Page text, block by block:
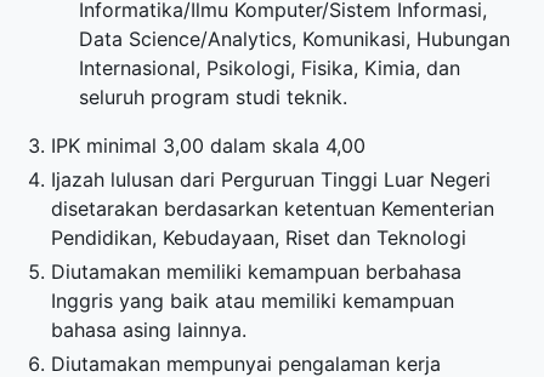
Informatika/Ilmu Komputer/Sistem Informasi,
Data Science/Analytics, Komunikasi, Hubungan
Internasional, Psikologi, Fisika, Kimia, dan
seluruh program studi teknik.
IPK minimal 3,00 dalam skala 4,00
Ijazah lulusan dari Perguruan Tinggi Luar Negeri
disetarakan berdasarkan ketentuan Kementerian
Pendidikan, Kebudayaan, Riset dan Teknologi
Diutamakan memiliki kemampuan berbahasa
Inggris yang baik atau memiliki kemampuan
bahasa asing lainnya.
Diutamakan mempunyai pengalaman kerja